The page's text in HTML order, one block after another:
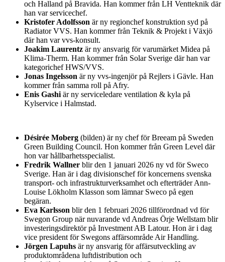
och Halland på Bravida. Han kommer från LH Ventteknik där
han var servicechef.
Kristofer Adolfsson är ny regionchef konstruktion syd på
Radiator VVS. Han kommer från Teknik & Projekt i Växjö
där han var vvs-konsult.
Joakim Laurentz är ny ansvarig för varumärket Midea på
Klima-Therm. Han kommer från Solar Sverige där han var
kategorichef HWS/VVS.
Jonas Ingelsson är ny vvs-ingenjör på Rejlers i Gävle. Han
kommer från samma roll på Afry.
Enis Gashi är ny serviceledare ventilation & kyla på
Kylservice i Halmstad.
Désirée Moberg (bilden) är ny chef för Breeam på Sweden
Green Building Council. Hon kommer från Green Level där
hon var hållbarhetsspecialist.
Fredrik Wallner blir den 1 januari 2026 ny vd för Sweco
Sverige. Han är i dag divisionschef för koncernens svenska
transport- och infrastrukturverksamhet och efterträder Ann-
Louise Lökholm Klasson som lämnar Sweco på egen
begäran.
Eva Karlsson blir den 1 februari 2026 tillförordnad vd för
Swegon Group när nuvarande vd Andreas Örje Wellstam blir
investeringsdirektör på Investment AB Latour. Hon är i dag
vice president för Swegons affärsområde Air Handling.
Jörgen Lapuhs är ny ansvarig för affärsutveckling av
produktområdena luftdistribution och